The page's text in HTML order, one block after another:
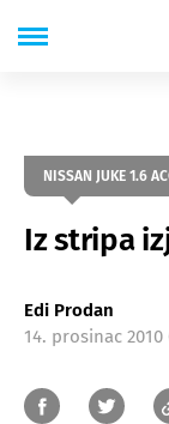
NISSAN JUKE 1.6
Iz stripa
Edi Prodan
14. prosinac 2010